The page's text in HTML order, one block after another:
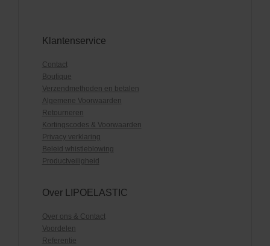
Klantenservice
Contact
Boutique
Verzendmethoden en betalen
Algemene Voorwaarden
Retourneren
Kortingscodes & Voorwaarden
Privacy verklaring
Beleid whistleblowing
Productveiligheid
Over LIPOELASTIC
Over ons & Contact
Voordelen
Referentie